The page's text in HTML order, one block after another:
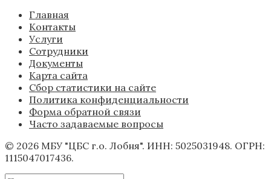
Главная
Контакты
Услуги
Сотрудники
Документы
Карта сайта
Сбор статистики на сайте
Политика конфиденциальности
Форма обратной связи
Часто задаваемые вопросы
© 2026 МБУ "ЦБС г.о. Лобня". ИНН: 5025031948. ОГРН:
1115047017436.